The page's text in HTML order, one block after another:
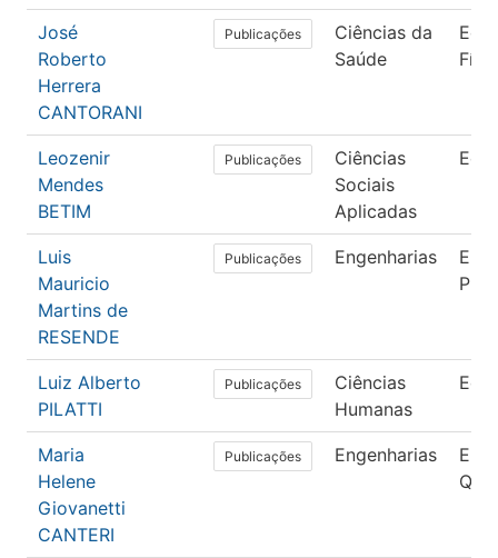
José
Roberto
Herrera
CANTORANI
Publicações
Ciências da
Saúde
Leozenir
Mendes
BETIM
Publicações
Ciências
Sociais
Aplicadas
Luis
Mauricio
Martins de
RESENDE
Publicações Engenharias
Luiz Alberto
PILATTI
Publicações
Ciências
Humanas
Maria
Helene
Giovanetti
CANTERI
Publicações Engenharias